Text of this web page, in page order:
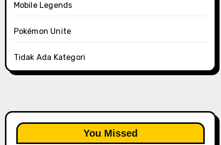
Mobile Legends
Pokémon Unite
Tidak Ada Kategori
You Missed